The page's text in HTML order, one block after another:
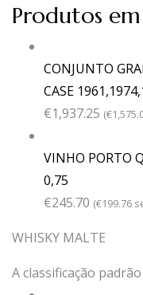
Produtos
CONJUNTO
CASE
€1,937.25 (€
VINHO PORTO
0,75
€245.70 (€199.76
WHISKY MALTE
A classificação padrão